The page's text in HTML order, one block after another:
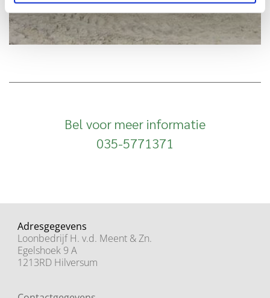
Bel voor meer informatie
035-5771371
Adresgegevens
Loonbedrijf H. v.d. Meent & Zn.
Egelshoek 9 A
1213RD Hilversum